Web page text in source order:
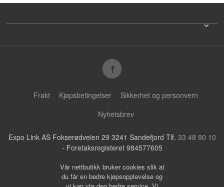
Frakt Kjøpsbetingelser
Sikkerhet og personvern
Nyhetsbrev
Expo Link AS Fokserødveien 29 3241 Sandefjord Tlf. 33 48 90 10
- Foretaksregisteret 984577605
Vår nettbutikk bruker cookies slik at
du får en bedre kjøpsopplevelse og